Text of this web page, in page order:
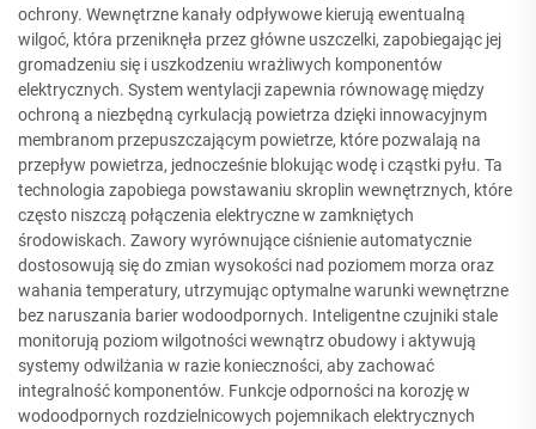
ochrony. Wewnętrzne kanały odpływowe kierują ewentualną
wilgoć, która przeniknęła przez główne uszczelki, zapobiegając jej
gromadzeniu się i uszkodzeniu wrażliwych komponentów
elektrycznych. System wentylacji zapewnia równowagę między
ochroną a niezbędną cyrkulacją powietrza dzięki innowacyjnym
membranom przepuszczającym powietrze, które pozwalają na
przepływ powietrza, jednocześnie blokując wodę i cząstki pyłu. Ta
technologia zapobiega powstawaniu skroplin wewnętrznych, które
często niszczą połączenia elektryczne w zamkniętych
środowiskach. Zawory wyrównujące ciśnienie automatycznie
dostosowują się do zmian wysokości nad poziomem morza oraz
wahania temperatury, utrzymując optymalne warunki wewnętrzne
bez naruszania barier wodoodpornych. Inteligentne czujniki stale
monitorują poziom wilgotności wewnątrz obudowy i aktywują
systemy odwilżania w razie konieczności, aby zachować
integralność komponentów. Funkcje odporności na korozję w
wodoodpornych rozdzielnicowych pojemnikach elektrycznych